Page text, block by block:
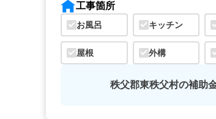
工事箇所
お風呂 キッチン
屋根 外構
秩父郡東秩父村の補助